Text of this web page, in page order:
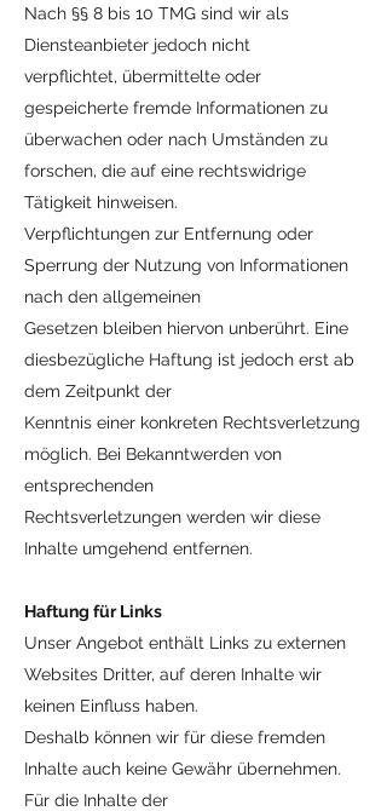
Nach §§ 8 bis 10 TMG sind wir als
Diensteanbieter jedoch nicht
verpflichtet, übermittelte oder
gespeicherte fremde Informationen zu
überwachen oder nach Umständen zu
forschen, die auf eine rechtswidrige
Tätigkeit hinweisen.
Verpflichtungen zur Entfernung oder
Sperrung der Nutzung von Informationen
nach den allgemeinen
Gesetzen bleiben hiervon unberührt. Eine
diesbezügliche Haftung ist jedoch erst ab
dem Zeitpunkt der
Kenntnis einer konkreten Rechtsverletzung
möglich. Bei Bekanntwerden von
entsprechenden
Rechtsverletzungen werden wir diese
Inhalte umgehend entfernen.
Haftung für Links
Unser Angebot enthält Links zu externen
Websites Dritter, auf deren Inhalte wir
keinen Einfluss haben.
Deshalb können wir für diese fremden
Inhalte auch keine Gewähr übernehmen.
Für die Inhalte der